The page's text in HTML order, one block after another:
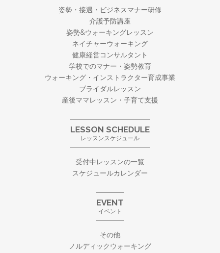
姿勢・接遇・ビジネスマナー研修
介護予防講座
姿勢&ウォーキングレッスン
ネイチャーウォーキング
健康経営コンサルタント
学校でのマナー・姿勢教育
ウォーキング・ インストラクター育成事業
ブライダルレッスン
産後ママレッスン・子育て支援
LESSON SCHEDULE
レッスンスケジュール
受付中レッスンの一覧
スケジュールカレンダー
EVENT
イベント
その他
ノルディックウォーキング